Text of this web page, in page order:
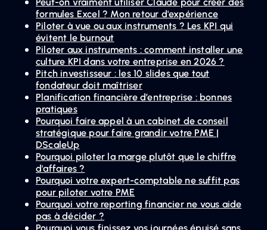
Peut-on vraiment utiliser Claude pour créer des
formules Excel ? Mon retour d'expérience
Piloter à vue ou aux instruments ? Les KPI qui
évitent le burnout
Piloter aux instruments : comment installer une
culture KPI dans votre entreprise en 2026 ?
Pitch investisseur : les 10 slides que tout
fondateur doit maîtriser
Planification financière d’entreprise : bonnes
pratiques
Pourquoi faire appel à un cabinet de conseil
stratégique pour faire grandir votre PME |
DScaleUp
Pourquoi piloter la marge plutôt que le chiffre
d'affaires ?
Pourquoi votre expert-comptable ne suffit pas
pour piloter votre PME
Pourquoi votre reporting financier ne vous aide
pas à décider ?